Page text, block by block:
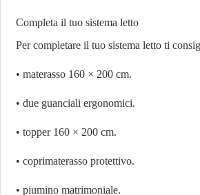
Completa il tuo sistema letto
Per completare il tuo sistema letto ti
• materasso 160 × 200 cm.
• due guanciali ergonomici.
• topper 160 × 200 cm.
• coprimaterasso protettivo.
• piumino matrimoniale.